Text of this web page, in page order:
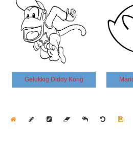
Gelukkig Diddy Kong